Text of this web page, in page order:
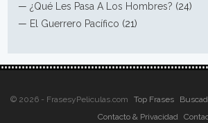
—¿Qué Les Pasa A Los Hombres? (24)
— El Guerrero Pacífico (21)
© 2026 - FrasesyPeliculas.com Top Frases
Contacto & Privacidad